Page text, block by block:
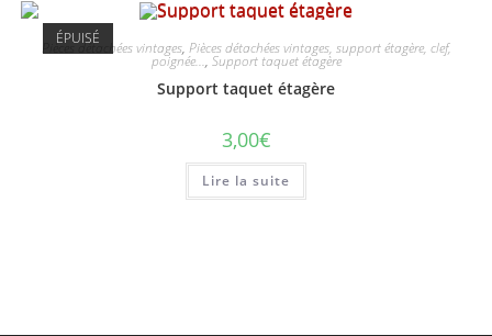
ÉPUISÉ
Pièces détachées vintages, Pièces détachées vintages, support étagère, clef,
poignée..., Support taquet étagère
Support taquet étagère
3,00€
Lire la suite